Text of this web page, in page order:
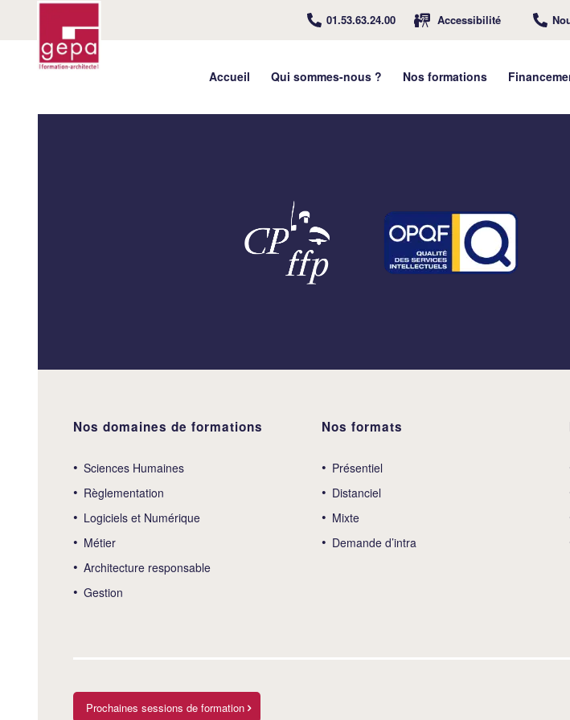
01.53.63.24.00 Accessibilité
Accueil Qui sommes-nous ? Nos formations
Nos domaines de formations
Sciences Humaines
Règlementation
Logiciels et Numérique
Métier
Architecture responsable
Gestion
Nos formats
Présentiel
Distanciel
Mixte
Demande d’intra
Prochaines sessions de formation